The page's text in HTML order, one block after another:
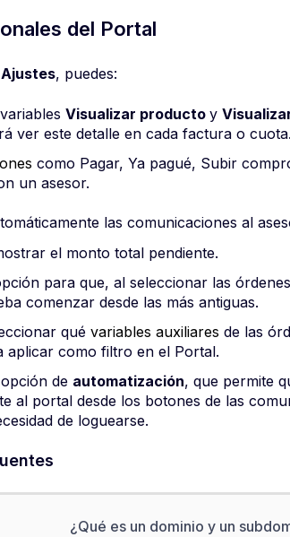
del Portal
Ajustes, puedes:
Visualizar producto y
ver este detalle en cada factura o
como Pagar, Ya pagué, Subir
un asesor.
las comunicaciones al
el monto total pendiente.
para que, al seleccionar las
comenzar desde las más antiguas.
qué variables auxiliares de las
aplicar como filtro en el Portal.
de automatización, que permite
al portal desde los botones de las
de loguearse.
¿Qué es un dominio y un